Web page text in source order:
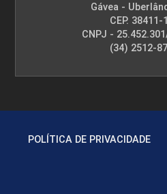
Gávea -
CEP. 38411-
CNPJ -
(34) 2512-
POLÍTICA DE PRIVACIDADE